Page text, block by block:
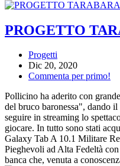
PROGETTO
Progetti
Dic 20, 2020
Commenta per primo!
Pollicino ha aderito con
del bruco baronessa", dando
seguire in streaming lo
giocare. In tutto sono stati
Galaxy Tab A 10.1 Militare
Pieghevoli ad Alta Fedeltà
banca che, venuta a